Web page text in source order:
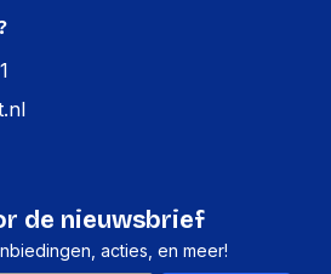
de nieuwsbrief
acties, en meer!